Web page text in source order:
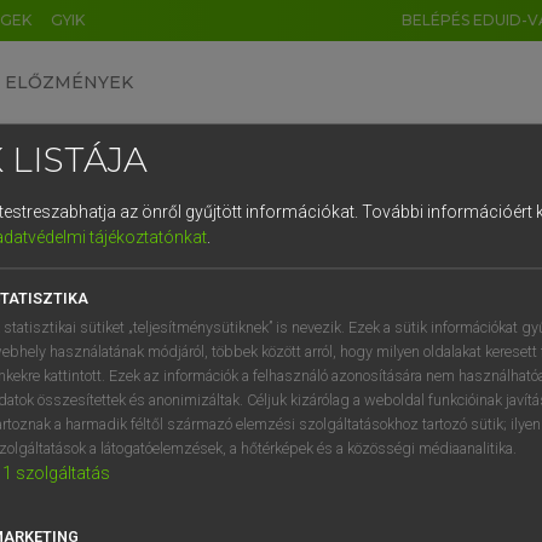
GYIK BELÉPÉS EDUID-
ELŐZMÉNYEK
egyetemes nagyszótár
VAN ELŐFIZETÉSED?
megtekintéséhez.
LISTÁJA
az önről gyűjtött információkat. További információért
tájékoztatónkat.
statisztikai sütiket „teljesítménysütiknek” is nevezik. Ezek a sütik információkat
használatának módjáról, többek között arról, hogy milyen oldalakat keresett
kattintott. Ezek az információk a felhasználó azonosítására nem
összesítettek és anonimizáltak. Céljuk kizárólag a weboldal funkcióinak
a harmadik féltől származó elemzési szolgáltatásokhoz tartozó sütik;
a látogatóelemzések, a hőtérképek és a közösségi médiaanalitika.
1 szolgáltatás
DE CN FR ES IT NL
1 2 3 4 5 6 7 8 9
q w e r t z u i
a s d f g h j k l é
í y x c v b n m , .